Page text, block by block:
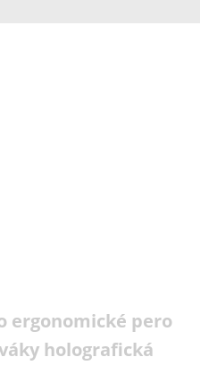
ergonomické pero
holografická